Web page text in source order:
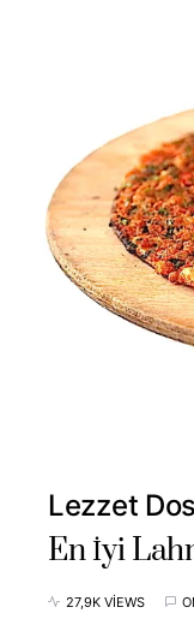
Lezzet
En İyi
27,9K VIEWS